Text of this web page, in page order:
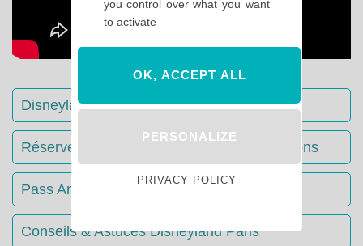
Disneyland Paris : Le guide complet
Réserver votre séjour : toutes les informations
Pass Annuels Disney : informations
Conseils & Astuces Disneyland Paris
you control over what you want
to activate
OK, ACCEPT ALL
PERSONALIZE
PRIVACY POLICY